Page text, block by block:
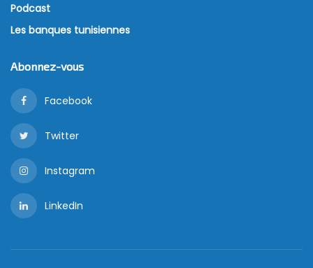
Podcast
Les banques tunisiennes
Abonnez-vous
Facebook
Twitter
Instagram
LinkedIn